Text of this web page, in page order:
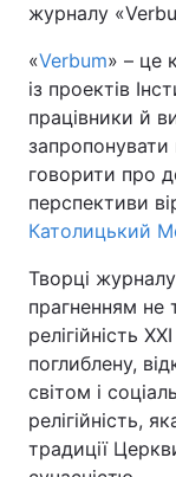
журналу
«Verbum» – це
із проектів
працівники й
говорити про
перспективи
Католицький
Творці
прагненням не
релігійність
поглиблену,
світом і
релігійність,
традиції